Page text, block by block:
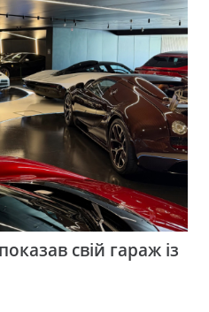
свій гараж із